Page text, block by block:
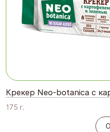
Крекер Neo-botanica с
175 г.